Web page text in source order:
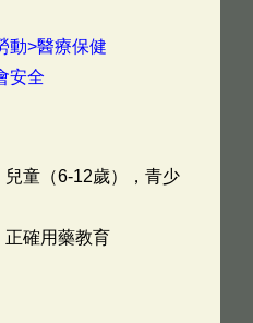
動>醫療保健
安全
童（6-12歲），青少
正確用藥教育